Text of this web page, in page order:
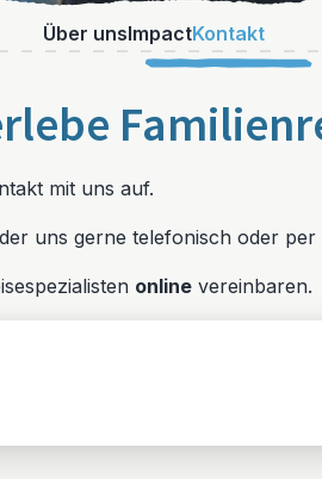
Über unsImpactKontakt
mit uns auf.
uns gerne telefonisch oder
online vereinbaren.